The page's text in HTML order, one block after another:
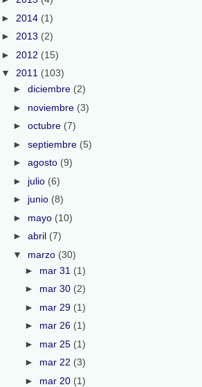
► 2014 (1)
► 2013 (2)
► 2012 (15)
▼ 2011 (103)
► diciembre (2)
► noviembre (3)
► octubre (7)
► septiembre (5)
► agosto (9)
► julio (6)
► junio (8)
► mayo (10)
► abril (7)
▼ marzo (30)
► mar 31 (1)
► mar 30 (2)
► mar 29 (1)
► mar 26 (1)
► mar 25 (1)
► mar 22 (3)
► mar 20 (1)